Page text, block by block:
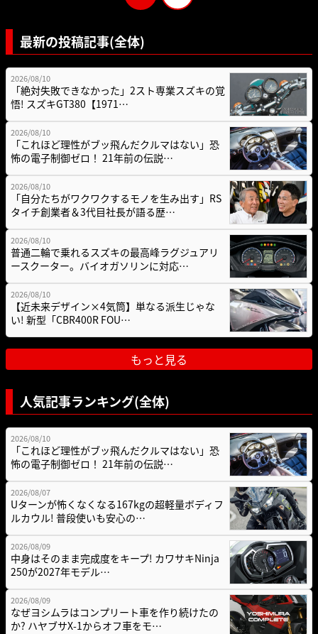
最新の投稿記事(全体)
2026/08/10
「絶対失敗できなかった」2スト専業スズキの覚
悟! スズキGT380【1971…
2026/08/10
「これほど理性がブッ飛んだクルマはない」恐
怖の電子制御ゼロ！ 21年前の伝説…
2026/08/10
「自分たちがワクワクするモノを生み出す」RS
タイチ創業者＆3代目社長が語る歴…
2026/08/10
普通二輪で乗れるスズキの最高峰ラグジュアリ
ースクーター。バイオガソリンに対応…
2026/08/10
【近未来デザイン×4気筒】単なる派生じゃな
い! 新型「CBR400R FOU…
もっと見る
人気記事ランキング(全体)
2026/08/10
「これほど理性がブッ飛んだクルマはない」恐
怖の電子制御ゼロ！ 21年前の伝説…
2026/08/07
Uターンが怖くなくなる167kgの超軽量ボディフ
ルカウル! 普段使いも安心の…
2026/08/09
中身はそのまま完成度をキープ! カワサキNinja
250が2027年モデル…
2026/08/09
なぜヨシムラはコンプリート車を作り続けたの
か? ハヤブサX-1からオフ車をモ…